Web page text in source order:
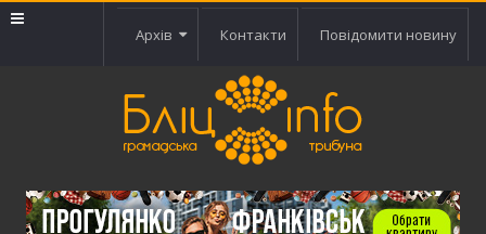
Архів Контакти Повідомити новину